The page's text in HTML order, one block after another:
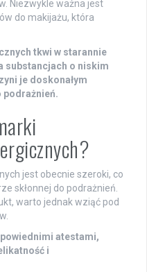
Niezwykle ważna jest
do makijażu, która
tkwi w starannie
substancjach o niskim
je doskonałym
podrażnień.
jest obecnie szeroki, co
skłonnej do podrażnień.
warto jednak wziąć pod
atestami,
i